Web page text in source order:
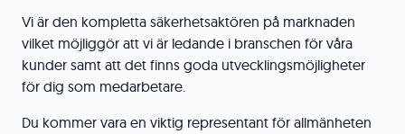
Vi är den kompletta säkerhetsaktören på marknaden
vilket möjliggör att vi är ledande i branschen för våra
kunder samt att det finns goda utvecklingsmöjligheter
för dig som medarbetare.
Du kommer vara en viktig representant för allmänheten